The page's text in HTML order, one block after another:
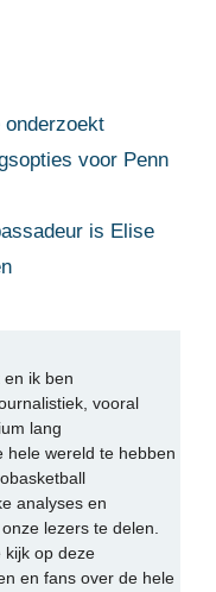
onderzoekt
voor Penn
is Elise
en ik ben
vooral
lang
hele wereld te hebben
analyses en
lezers te delen.
kijk op deze
en fans over de hele